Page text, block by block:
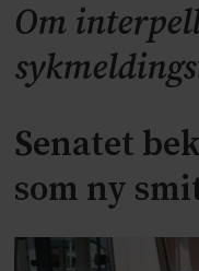
Om
Senatet
som ny